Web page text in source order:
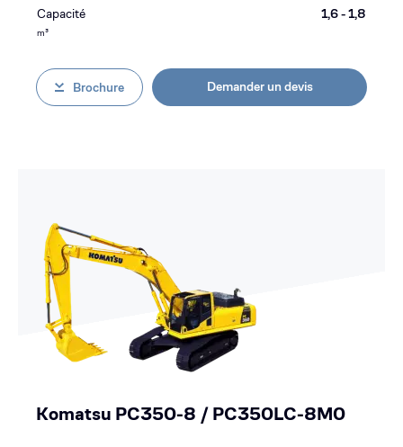
Capacité
m³
1,6 - 1,8
Brochure Demander un devis
Komatsu PC350-8 / PC350LC-8M0